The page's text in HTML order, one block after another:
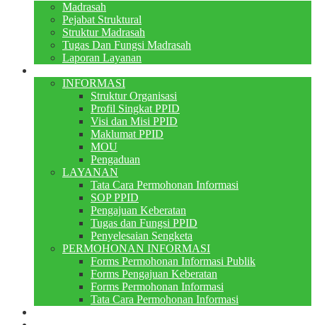
Madrasah
Pejabat Struktural
Struktur Madrasah
Tugas Dan Fungsi Madrasah
Laporan Layanan
INFORMASI
Struktur Organisasi
Profil Singkat PPID
Visi dan Misi PPID
Maklumat PPID
MOU
Pengaduan
LAYANAN
Tata Cara Permohonan Informasi
SOP PPID
Pengajuan Keberatan
Tugas dan Fungsi PPID
Penyelesaian Sengketa
PERMOHONAN INFORMASI
Forms Permohonan Informasi Publik
Forms Pengajuan Keberatan
Forms Permohonan Informasi
Tata Cara Permohonan Informasi